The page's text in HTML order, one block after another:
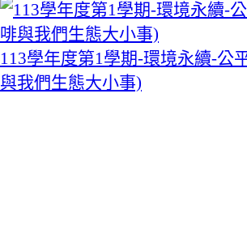
113學年度第1學期-環境永續-公
與我們生態大小事)